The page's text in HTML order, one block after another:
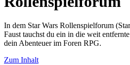
In dem Star Wars Rollenspielforum
Faust tauchst du ein in die weit
dein Abenteuer im Foren RPG.
Zum Inhalt